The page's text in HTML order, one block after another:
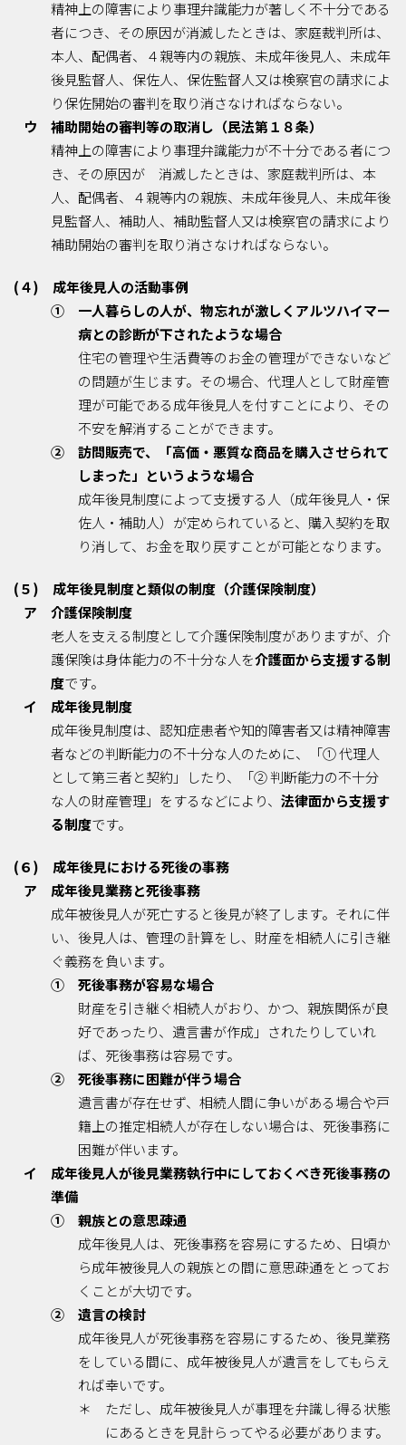
精神上の障害により事理弁識能力が著しく不十分である
者につき、その原因が消滅したときは、家庭裁判所は、
本人、配偶者、４親等内の親族、未成年後見人、未成年
後見監督人、保佐人、保佐監督人又は検察官の請求によ
り保佐開始の審判を取り消さなければならない。
ウ 補助開始の審判等の取消し（民法第１８条）
精神上の障害により事理弁識能力が不十分である者につ
き、その原因が 消滅したときは、家庭裁判所は、本
人、配偶者、４親等内の親族、未成年後見人、未成年後
見監督人、補助人、補助監督人又は検察官の請求により
補助開始の審判を取り消さなければならない。
(４) 成年後見人の活動事例
① 一人暮らしの人が、物忘れが激しくアルツハイマー
病との診断が下されたような場合
住宅の管理や生活費等のお金の管理ができないなど
の問題が生じます。その場合、代理人として財産管
理が可能である成年後見人を付すことにより、その
不安を解消することができます。
② 訪問販売で、「高価・悪質な商品を購入させられて
しまった」というような場合
成年後見制度によって支援する人（成年後見人・保
佐人・補助人）が定められていると、購入契約を取
り消して、お金を取り戻すことが可能となります。
(５) 成年後見制度と類似の制度（介護保険制度）
ア 介護保険制度
老人を支える制度として介護保険制度がありますが、介
護保険は身体能力の不十分な人を介護面から支援する制
度です。
イ 成年後見制度
成年後見制度は、認知症患者や知的障害者又は精神障害
者などの判断能力の不十分な人のために、「① 代理人
として第三者と契約」したり、「② 判断能力の不十分
な人の財産管理」をするなどにより、法律面から支援す
る制度です。
(６) 成年後見における死後の事務
ア 成年後見業務と死後事務
成年被後見人が死亡すると後見が終了します。それに伴
い、後見人は、管理の計算をし、財産を相続人に引き継
ぐ義務を負います。
① 死後事務が容易な場合
財産を引き継ぐ相続人がおり、かつ、親族関係が良
好であったり、遺言書が作成」されたりしていれ
ば、死後事務は容易です。
② 死後事務に困難が伴う場合
遺言書が存在せず、相続人間に争いがある場合や戸
籍上の推定相続人が存在しない場合は、死後事務に
困難が伴います。
イ 成年後見人が後見業務執行中にしておくべき死後事務の
準備
① 親族との意思疎通
成年後見人は、死後事務を容易にするため、日頃か
ら成年被後見人の親族との間に意思疎通をとってお
くことが大切です。
② 遺言の検討
成年後見人が死後事務を容易にするため、後見業務
をしている間に、成年被後見人が遺言をしてもらえ
れば幸いです。
＊ ただし、成年被後見人が事理を弁識し得る状態
にあるときを見計らってやる必要があります。